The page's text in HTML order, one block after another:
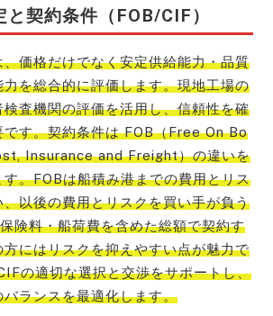
と契約条件（FOB/CIF）
価格だけでなく安定供給能力・品質
を総合的に評価します。現地工場の
査機関の評価を活用し、信頼性を確
です。契約条件は FOB（Free On Bo
Insurance and Freight）の違いを
。FOBは船積み港までの費用とリス
以後の費用とリスクを買い手が負う
険料・船荷費を含めた総額で契約す
にはリスクを抑えやすい点が魅力で
の適切な選択と交渉をサポートし、
ランスを最適化します。